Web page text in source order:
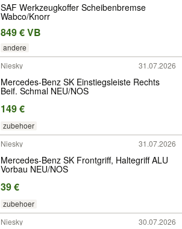
SAF Werkzeugkoffer Scheibenbremse
Wabco/Knorr
849 € VB
andere
Niesky
31.07.2026
Mercedes-Benz SK Einstiegsleiste Rechts
Beif. Schmal NEU/NOS
149 €
zubehoer
Niesky
31.07.2026
Mercedes-Benz SK Frontgriff, Haltegriff ALU
Vorbau NEU/NOS
39 €
zubehoer
Niesky
30.07.2026